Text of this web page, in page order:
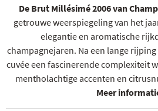
De Brut Millésimé 2006 van
getrouwe weerspiegeling van het
elegantie en aromatische
champagnejaren. Na een lange
cuvée een fascinerende complexiteit
mentholachtige accenten en
Meer